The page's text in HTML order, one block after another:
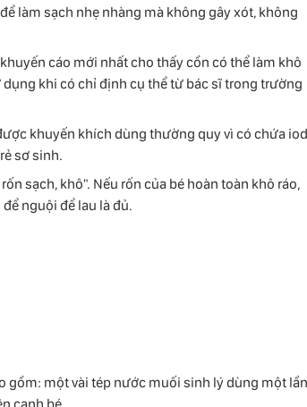
làm sạch nhẹ nhàng mà không gây xót, không
cáo mới nhất cho thấy cồn có thể làm khô
khi có chỉ định cụ thể từ bác sĩ trong trường
khuyến khích dùng thường quy vì có chứa
sơ sinh.
sạch, khô". Nếu rốn của bé hoàn toàn khô ráo,
nguội để lau là đủ.
gồm: một vài tép nước muối sinh lý dùng một
cạnh bé.